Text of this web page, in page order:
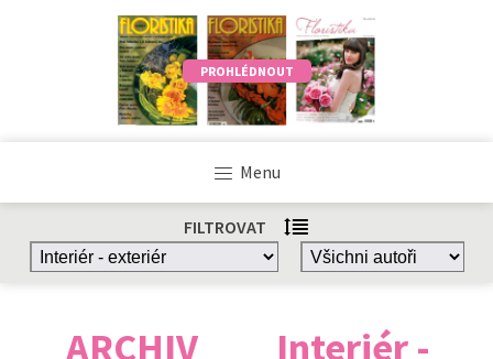
PROHLÉDNOUT
Menu
FILTROVAT
ARCHIV
Interiér -